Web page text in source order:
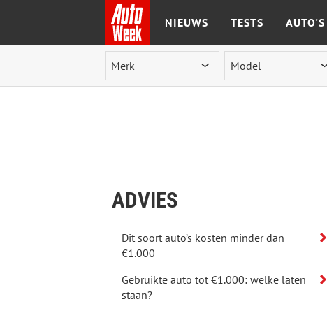
Ga naar de inhoud
NIEUWS TESTS AUTO'S
ADVIES
Dit soort auto’s kosten minder dan
€1.000
Gebruikte auto tot €1.000: welke laten
staan?